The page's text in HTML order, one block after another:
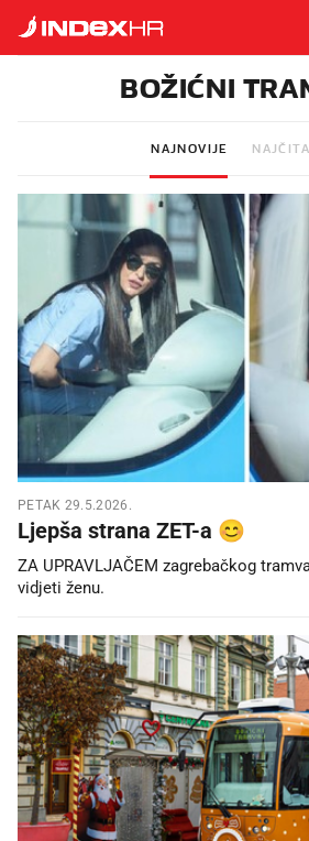
BOŽIĆNI
NAJNOVIJE
PETAK 29.5.2026.
Ljepša strana ZET-a 😊
ZA UPRAVLJAČEM zagrebačkog
vidjeti ženu.